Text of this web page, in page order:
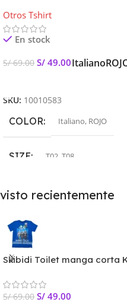
Otros Tshirt
En stock
S/69.00 S/ 49.00Italiano
SKU: 10010583
COLOR Italiano, ROJO
SIZE T02 T08
visto recientemente
Skibidi Toilet manga corta
S/69.00 S/ 49.00